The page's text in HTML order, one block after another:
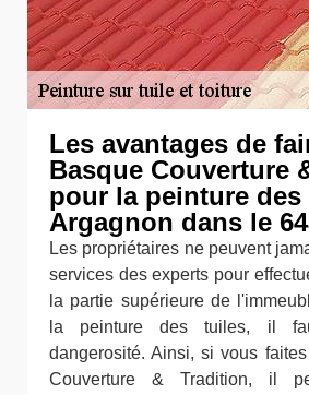
Les avantages de
Basque Couverture
pour la peinture des
Argagnon dans le
Les propriétaires ne peuvent
services des experts pour
la partie supérieure de
la peinture des tuiles, il
dangerosité. Ainsi, si vous
Couverture & Tradition, il